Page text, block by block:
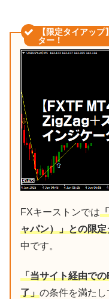
【限定タイアッ
ター！
FXキーストンでは
ャパン）」との限
中です。
「当サイト経由で
了」の条件を満たし